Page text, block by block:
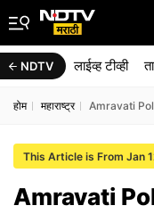
NDTV लाईव्ह टीव्ही
होम महाराष्ट्र Amravati
This Article is From Jan
Amravati